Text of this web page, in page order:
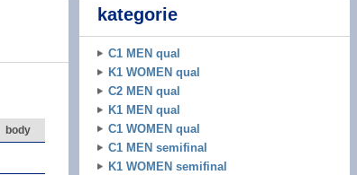
body
kategorie
C1 MEN qual
K1 WOMEN qual
C2 MEN qual
K1 MEN qual
C1 WOMEN qual
C1 MEN semifinal
K1 WOMEN semifinal